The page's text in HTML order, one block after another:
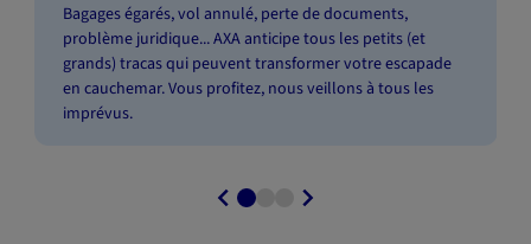
Bagages égarés, vol annulé, perte de documents,
problème juridique... AXA anticipe tous les petits (et
grands) tracas qui peuvent transformer votre escapade
en cauchemar. Vous profitez, nous veillons à tous les
imprévus.